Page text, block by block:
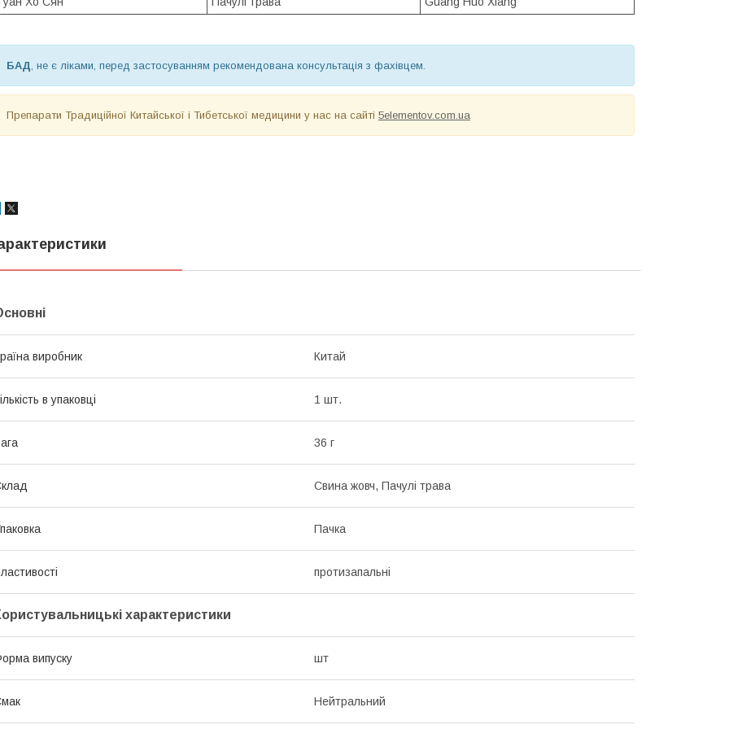
БАД , не є ліками, перед застосуванням рекомендована консультація з фахівцем.
Препарати Традиційної Китайської і Тибетської медицини у нас на сайті 5elementov.com.ua
виробник Китай
в упаковці 1 шт.
36 г
Свина жовч, Пачулі трава
Пачка
протизапальні
характеристики
випуску шт
Нейтральний